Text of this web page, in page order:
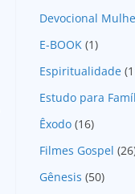
Devocional
E-BOOK (1)
Espiritualidade
Estudo para
Êxodo (16)
Filmes Gospel
Gênesis (50)